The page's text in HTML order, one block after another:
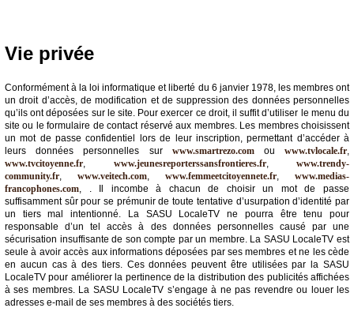
Vie privée
Conformément à la loi informatique et liberté du 6 janvier 1978, les membres ont
un droit d’accès, de modification et de suppression des données personnelles
qu’ils ont déposées sur le site. Pour exercer ce droit, il suffit d’utiliser le menu du
site ou le formulaire de contact réservé aux membres. Les membres choisissent
un mot de passe confidentiel lors de leur inscription, permettant d’accéder à
leurs données personnelles sur www.smartrezo.comouwww.tvlocale.fr
www.tvcitoyenne.fr
www.jeunesreporterssansfrontieres.fr, www.trendy-
community.fr
www.veitech.com www.femmeetcitoyennete.fr
www.medias-
francophones.com , . Il incombe à chacun de choisir un mot de passe
suffisamment sûr pour se prémunir de toute tentative d’usurpation d’identité par
un tiers mal intentionné. La SASU LocaleTV ne pourra être tenu pour
responsable d’un tel accès à des données personnelles causé par une
sécurisation insuffisante de son compte par un membre. La SASU LocaleTV est
seule à avoir accès aux informations déposées par ses membres et ne les cède
en aucun cas à des tiers. Ces données peuvent être utilisées par la SASU
LocaleTV pour améliorer la pertinence de la distribution des publicités affichées
à ses membres. La SASU LocaleTV s’engage à ne pas revendre ou louer les
adresses e-mail de ses membres à des sociétés tiers.